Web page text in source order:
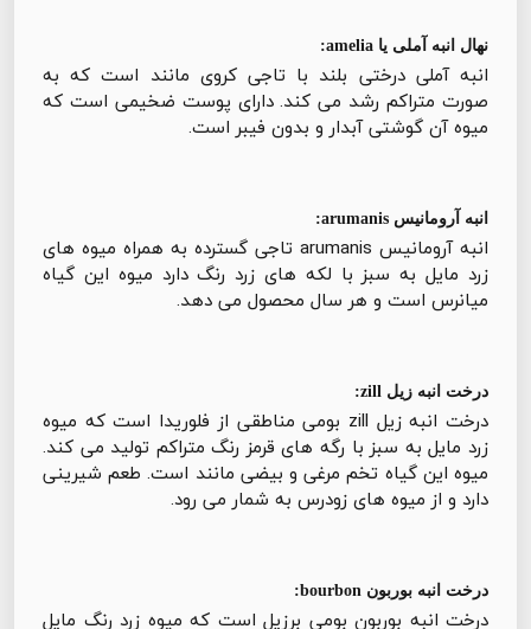
نهال انبه آملی یا amelia:
انبه آملی درختی بلند با تاجی کروی مانند است که به
صورت متراکم رشد می کند. دارای پوست ضخیمی است که
میوه آن گوشتی آبدار و بدون فیبر است.
انبه آرومانیس arumanis:
انبه آرومانیس arumanis تاجی گسترده به همراه میوه های
زرد مایل به سبز با لکه های زرد رنگ دارد میوه این گیاه
میانرس است و هر سال محصول می دهد.
درخت انبه زیل zill:
درخت انبه زیل zill بومی مناطقی از فلوریدا است که میوه
زرد مایل به سبز با رگه های قرمز رنگ متراکم تولید می کند.
میوه این گیاه تخم مرغی و بیضی مانند است. طعم شیرینی
دارد و از میوه های زودرس به شمار می رود.
درخت انبه بوربون bourbon:
درخت انبه بوربون بومی برزیل است که میوه زرد رنگ مایل